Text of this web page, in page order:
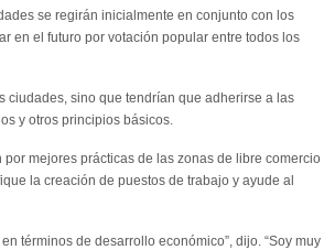
se regirán inicialmente en conjunto con los
en el futuro por votación popular entre todos los
sino que tendrían que adherirse a las
y otros principios básicos.
mejores prácticas de las zonas de libre comercio
la creación de puestos de trabajo y ayude al
términos de desarrollo económico”, dijo. “Soy muy